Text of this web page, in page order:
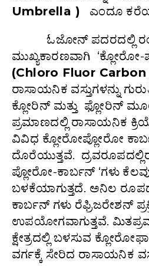
Umbrella ) ಎಂದೂ
ಓಜೋನ್ ಪದರದಲ್ಲಿ
ಮುಖ್ಯಕಾರಣವಾಗಿ
(Chloro Fluor Carbon
ರಾಸಾಯನಿಕ ವಸ್ತುಗಳನ್ನು
ಕ್ಲೋರಿನ್ ಮತ್ತು ಫ್ಲೋರಿನ್
ಪ್ರಮಾಣದಲ್ಲಿ ರಾಸಾಯನಿಕ
ವಿವಿಧ ಕ್ಲೋರೋಪ್ಲೋರೋ
ದೊರೆಯುತ್ತವೆ.
ಪ್ಲೋರೋ-ಕಾರ್ಬನ್ ‘ಗಳು ಕೆಲವು
ಬಳಕೆಯಾಗುತ್ತದೆ. ಅನಿಲ
ಕಾರ್ಬನ್ ಗಳು ರೆಫ್ರಿಜರೇಶನ್
ಉಪಯೋಗವಾಗುತ್ತವೆ.
ಕ್ಷೇತ್ರದಲ್ಲಿ ಬಳಸುವ
ವರ್ಗಕ್ಕೆ ಸೇರಿದ ರಾಸಾಯನಿಕ